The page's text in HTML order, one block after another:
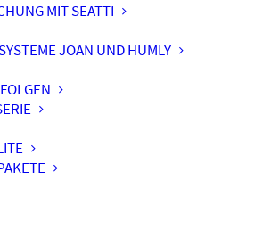
MIT SEATTI
JOAN UND HUMLY
eine Frage des